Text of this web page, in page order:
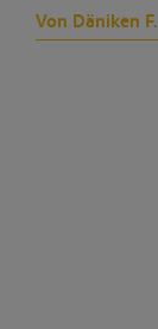
Von Däniken F.